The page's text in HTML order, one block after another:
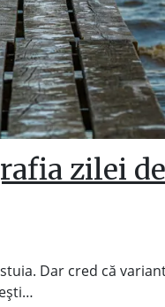
zilei
Dar cred că